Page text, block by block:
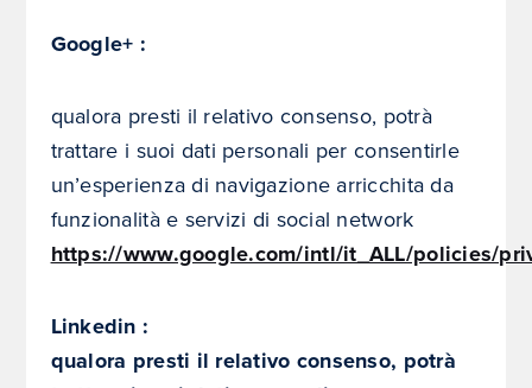
Google+ :
qualora presti il relativo consenso, potrà
trattare i suoi dati personali per consentirle
un’esperienza di navigazione arricchita da
funzionalità e servizi di social network
https://www.google.com/intl/it_ALL/policies/
Linkedin :
qualora presti il relativo consenso, potrà